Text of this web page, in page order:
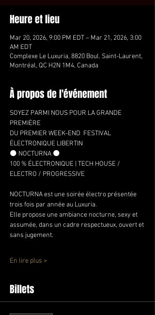
Heure et lieu
Mar 20, 2026, 9:00 PM EDT – Mar 21, 2026, 3:00
AM EDT
Complexe Le Luxuria, 8820 Boul. Saint-Laurent,
Montréal, QC H2N 1M4, Canada
À propos de l'événement
SOYEZ PARMI NOUS POUR LA GRANDE
PREMIÈRE
DU PREMIER WEEK-END  FESTIVAL
ÉLECTRONIQUE LIBERTIN
🌑 NOCTURNA 🌑
100 % ÉLECTRONIQUE | TECH HOUSE /
ELECTRO / PROGRESSIVE
NOCTURNA est une soirée électro présentée
trois fois par année au Luxuria.
Elle propose une ambiance nocturne, sexy et
assumée, dans un cadre respectueux, ouvert et
sans jugement.
En lire plus >
Billets